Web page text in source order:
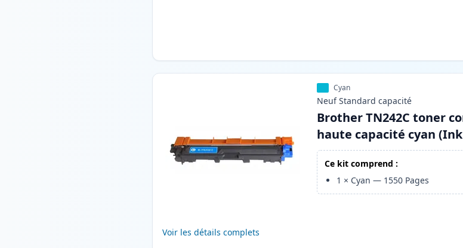
Voir les détails complets
Cyan
Neuf Standard capacité
Brother TN242C toner
haute capacité cyan
Ce kit comprend :
1 × Cyan — 1550 Pages